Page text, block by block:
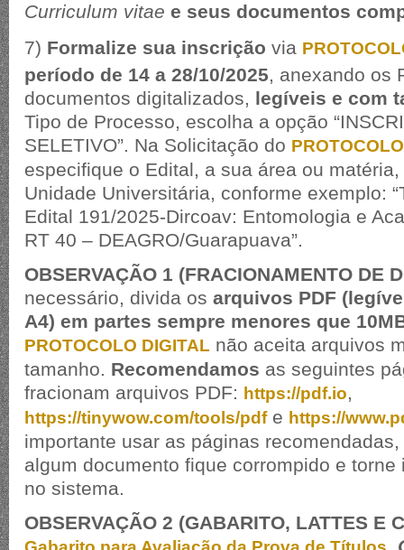
Curriculum vitae e seus documentos
7) Formalize sua inscrição via
período de 14 a 28/10/2025, anexando os
documentos digitalizados, legíveis e com
Tipo de Processo, escolha a opção
SELETIVO”. Na Solicitação do
especifique o Edital, a sua área ou
Unidade Universitária, conforme exemplo:
Edital 191/2025-Dircoav: Entomologia e
RT 40 – DEAGRO/Guarapuava”.
OBSERVAÇÃO 1 (FRACIONAMENTO DE
necessário, divida os arquivos PDF
A4) em partes sempre menores que
PROTOCOLO DIGITAL não aceita arquivos
tamanho. Recomendamos as seguintes
fracionam arquivos PDF: https://pdf.io,
https://tinywow.com/tools/pdfe https://
importante usar as páginas
algum documento fique corrompido e
no sistema.
OBSERVAÇÃO 2 (GABARITO, LATTES E